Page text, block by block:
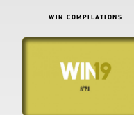
WIN COMPILATIONS